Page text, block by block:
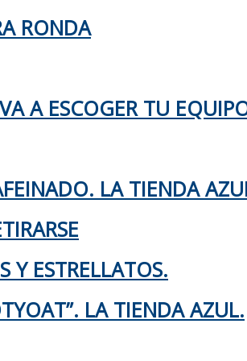
RONDA
A ESCOGER TU
LA TIENDA
Y ESTRELLATOS.
LA TIENDA AZUL.